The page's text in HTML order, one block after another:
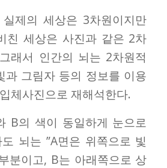
제의 세상은 3차원이지만
친 세상은 사진과 같은 2차
래서 인간의 뇌는 2차원적
과 그림자 등의 정보를 이용
체사진으로 재해석한다.
B의 색이 동일하게 눈으로
뇌는 ”A면은 위쪽으로 빛
분이고, B는 아래쪽으로 상